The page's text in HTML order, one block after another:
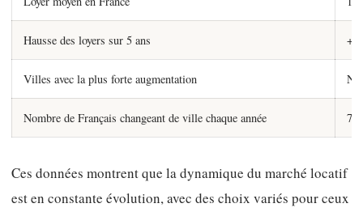
Hausse des loyers sur 5 ans
Villes avec la plus forte augmentation
Nombre de Français changeant de ville chaque année
Ces données montrent que la dynamique du marché locatif
est en constante évolution, avec des choix variés pour ceux